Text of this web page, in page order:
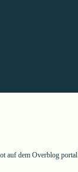
auf dem Overblog portal